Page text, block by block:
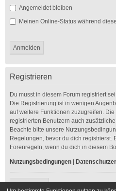
Angemeldet bleiben
Meinen Online-Status während
Registrieren
Du musst in diesem Forum registriert
Die Registrierung ist in wenigen
auf weitere Funktionen zuzugreifen.
registrierten Benutzern auch
Beachte bitte unsere
Regelungen, bevor du dich registrierst.
Forenregeln, wenn du dich in diesem
Nutzungsbedingungen